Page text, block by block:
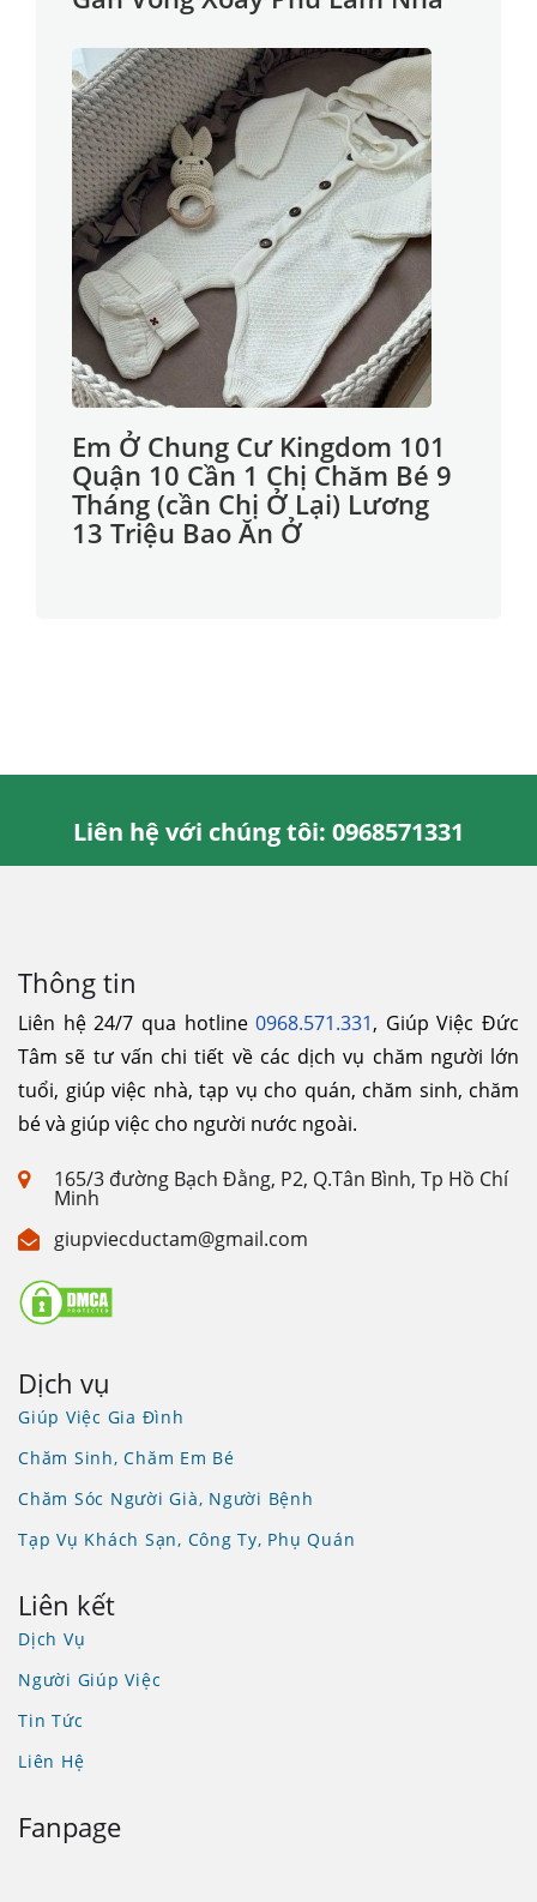
Em Ở Chung Cư Kingdom 101
Quận 10 Cần 1 Chị Chăm Bé 9
Tháng (cần Chị Ở Lại) Lương
13 Triệu Bao Ăn Ở
Liên hệ với chúng tôi: 0968571331
Thông tin
Liên hệ 24/7 qua hotline0968.571.331, Giúp Việc Đức
Tâm sẽ tư vấn chi tiết về các dịch vụ chăm người lớn
tuổi, giúp việc nhà, tạp vụ cho quán, chăm sinh, chăm
bé và giúp việc cho người nước ngoài.
165/3 đường Bạch Đằng, P2, Q.Tân Bình, Tp Hồ Chí
Minh
giupviecductam@gmail.com
Dịch vụ
Giúp Việc Gia Đình
Chăm Sinh, Chăm Em Bé
Chăm Sóc Người Già, Người Bệnh
Tạp Vụ Khách Sạn, Công Ty, Phụ Quán
Liên kết
Dịch Vụ
Người Giúp Việc
Tin Tức
Liên Hệ
Fanpage